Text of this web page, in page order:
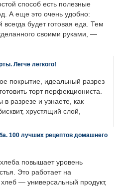
способ есть полезные
А еще это очень удобно:
всегда будет готовая еда. Тем
своими руками, —
Легче легкого!
покрытие, идеальный разрез
торт перфекциониста.
разрезе и узнаете, как
хрустящий слой,
100 лучших рецептов домашнего
повышает уровень
Это работает на
— универсальный продукт,